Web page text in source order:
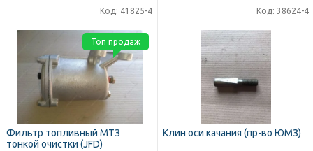
Код: 41825-4 Код: 38624-4
Фильтр топливный МТЗ
тонкой очистки (JFD)
Топ продаж
Клин оси качания (пр-во ЮМЗ)